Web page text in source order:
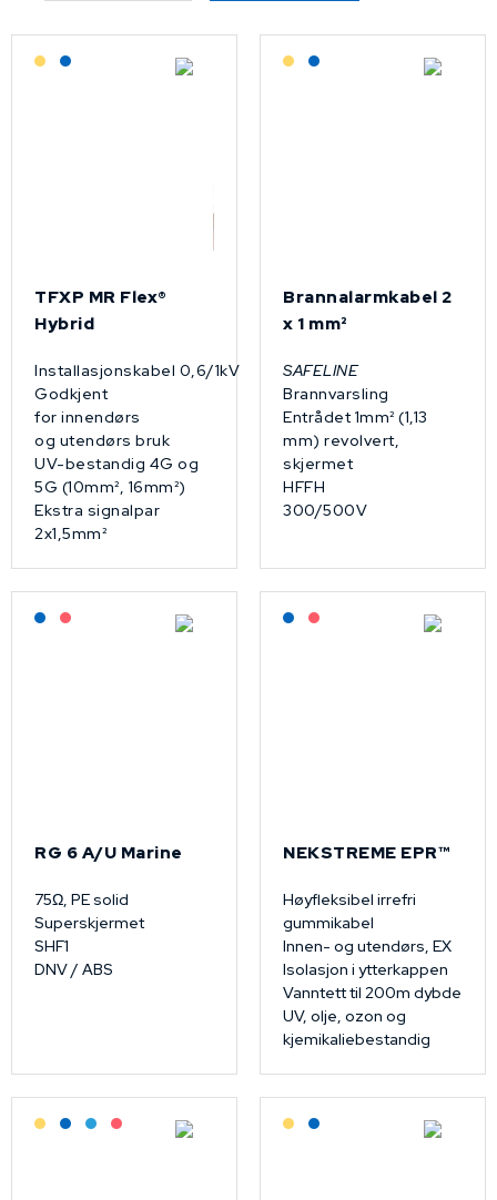
Lagerført: Grossist
Lagerført: NEK Kabel
TFXP MR Flex®
Hybrid
Installasjonskabel 0,6/1kV
Godkjent
for innendørs
og utendørs bruk
UV-bestandig 4G og
5G (10mm², 16mm²)
Ekstra signalpar
2x1,5mm²
Lagerført: Grossist
Lagerført: NEK Kabel
Brannalarmkabel 2
x 1 mm²
SAFELINE
Brannvarsling
Entrådet 1mm² (1,13
mm) revolvert,
skjermet
HFFH
300/500V
Lagerført: NEK Kabel
På forespørsel
RG 6 A/U Marine
75Ω, PE solid
Superskjermet
SHF1
DNV / ABS
Lagerført: NEK Kabel
På forespørsel
NEKSTREME EPR™
Høyfleksibel irrefri
gummikabel
Innen- og utendørs, EX
Isolasjon i ytterkappen
Vanntett til 200m dybde
UV, olje, ozon og
kjemikaliebestandig
Lagerført: Grossist
Lagerført: NEK Kabel
Bestilling: 2-3 uker
På forespørsel Lagerført: Grossist
Lagerført: NEK Kabel